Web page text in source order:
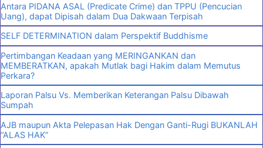
Antara PIDANA ASAL (Predicate Crime) dan TPPU (Pencucian
Uang), dapat Dipisah dalam Dua Dakwaan Terpisah
SELF DETERMINATION dalam Perspektif Buddhisme
Pertimbangan Keadaan yang MERINGANKAN dan
MEMBERATKAN, apakah Mutlak bagi Hakim dalam Memutus
Perkara?
Laporan Palsu Vs. Memberikan Keterangan Palsu Dibawah
Sumpah
AJB maupun Akta Pelepasan Hak Dengan Ganti-Rugi BUKANLAH
“ALAS HAK”